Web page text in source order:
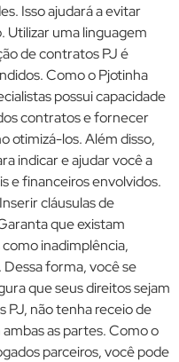
Isso ajudará a evitar
Utilizar uma linguagem
de contratos PJ é
Como o Pjotinha
possui capacidade
contratos e fornecer
otimizá-los. Além disso,
indicar e ajudar você a
e financeiros envolvidos.
cláusulas de
que existam
inadimplência,
Dessa forma, você se
que seus direitos sejam
PJ, não tenha receio de
as partes. Como o
parceiros, você pode